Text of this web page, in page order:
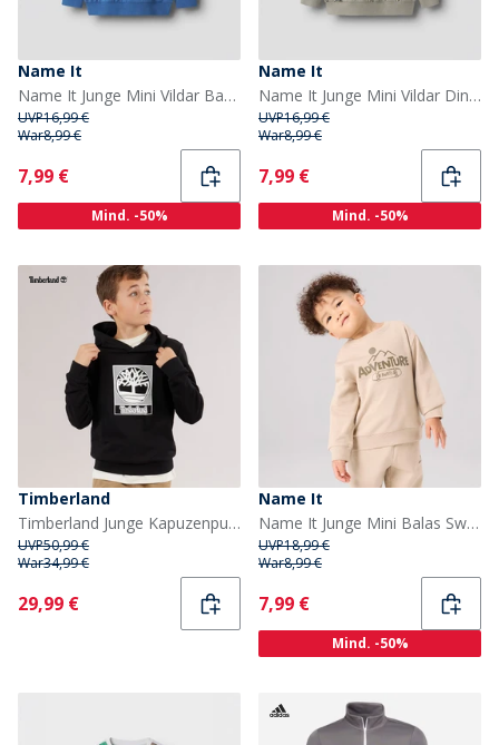
Name It
Name It Junge Mini Vildar Bagger Sweatshirt Delft
UVP16,99 €
War8,99 €
Current
7,99 €
Mind. -50%
Name It
Name It Junge Mini Vildar Dino Bagger Pullover Vintage Khaki
UVP16,99 €
War8,99 €
Current
7,99 €
Mind. -50%
Timberland
Timberland Junge Kapuzenpullover Black Black
UVP50,99 €
War34,99 €
Current
29,99 €
Name It
Name It Junge Mini Balas Sweatshirt Humus
UVP18,99 €
War8,99 €
Current
7,99 €
Mind. -50%